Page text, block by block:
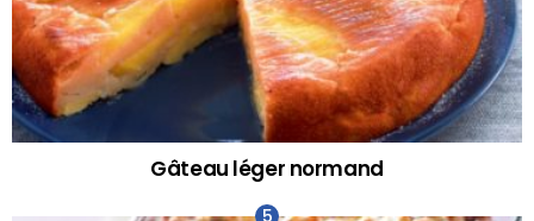
Gâteau léger normand